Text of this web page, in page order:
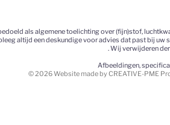
als algemene toelichting over (fijn)stof,
altijd een deskundige voor advies dat past bij
. Wij verwijderen
Afbeeldingen,
© 2026 Website made by CREATIVE-PME